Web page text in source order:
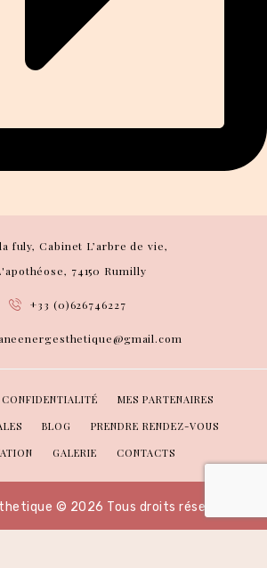
fuly, Cabinet L’arbre de vie,
74150 Rumilly
+33 (0)626746227
MES PARTENAIRES
BLOG
PRENDRE RENDEZ-VOUS
GALERIE CONTACTS
© 2026 Tous droits réservés.